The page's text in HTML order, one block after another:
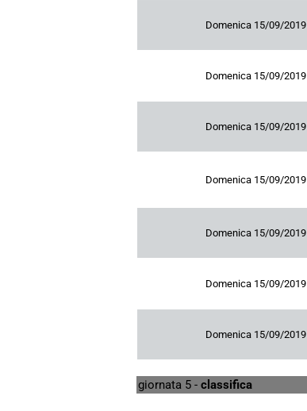
Domenica 15/09/2019
Domenica 15/09/2019
Domenica 15/09/2019
Domenica 15/09/2019
Domenica 15/09/2019
Domenica 15/09/2019
Domenica 15/09/2019
giornata 5 - classifica